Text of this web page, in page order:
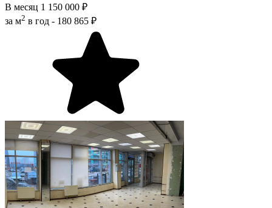
В месяц 1 150 000 ₽
за м2 в год - 180 865 ₽